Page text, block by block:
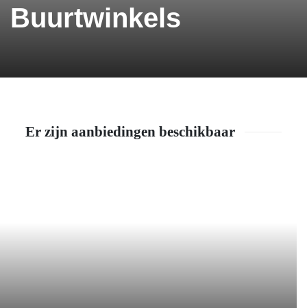
Buurtwinkels
Er zijn aanbiedingen beschikbaar